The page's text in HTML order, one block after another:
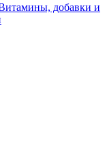
добавки и